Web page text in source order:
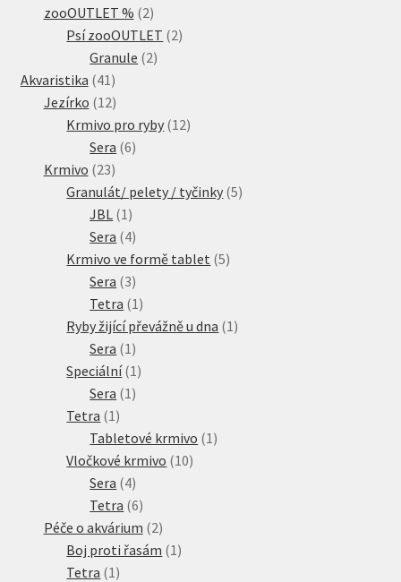
zooOUTLET % 22
produkty
Psí zooOUTLET 22
Granule 22
Akvaristika 41 41
produktů
Jezírko 1212
produktů
Krmivo pro ryby 1212
Sera 66
Krmivo 2323
produktů
Granulát/ pelety / tyčinky 55
JBL 1 1
produkt
Sera 44
produkty
Krmivo ve formě tablet 55
Sera 33
produkty
Tetra 1 1
produkt
Ryby žijící převážně u dna 1 1
Sera 1 1
produkt
Speciální 1 1
Sera 1 1
Tetra 1 1
produkt
Tabletové krmivo 1 1
Vločkové krmivo 1010
Sera 44
produkty
Tetra 66
produktů
Péče o akvárium 22
produkty
Boj proti řasám 1 1
Tetra 1 1